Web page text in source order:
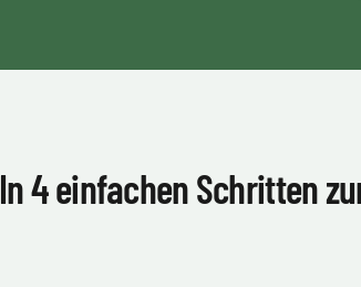
In 4 einfachen Schritten